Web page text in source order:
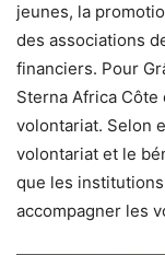
jeunes, la
des associations
financiers. Pour
Sterna Africa Côte
volontariat. Selon
volontariat et le
que les
accompagner les